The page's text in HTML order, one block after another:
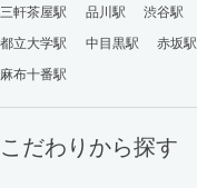
三軒茶屋駅 品川駅 渋谷駅
都立大学駅
中目黒駅 赤坂駅
麻布十番駅
こだわりから探す